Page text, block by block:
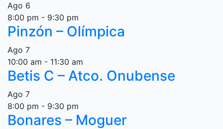
Ago 6
8:00 pm - 9:30 pm
Pinzón – Olímpica
Ago 7
10:00 am - 11:30 am
Betis C – Atco. Onubense
Ago 7
8:00 pm - 9:30 pm
Bonares – Moguer